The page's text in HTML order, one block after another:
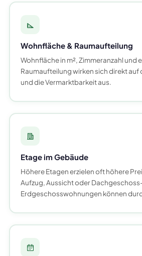
Wohnfläche & Raumaufteilung
Wohnfläche in m², Zimmeranzahl und
Raumaufteilung wirken sich direkt
und die Vermarktbarkeit aus.
Etage im Gebäude
Höhere Etagen erzielen oft höhere
Aufzug, Aussicht oder
Erdgeschosswohnungen können